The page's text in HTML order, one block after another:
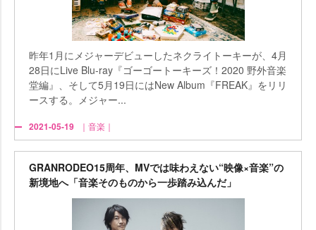
昨年1月にメジャーデビューしたネクライトーキーが、4月
28日にLive Blu-ray『ゴーゴートーキーズ！2020 野外音楽
堂編』、そして5月19日にはNew Album『FREAK』をリリ
ースする。メジャー...
2021-05-19 ｜音楽｜
GRANRODEO15周年、MVでは味わえない“映像×音楽”の
新境地へ「音楽そのものから一歩踏み込んだ」